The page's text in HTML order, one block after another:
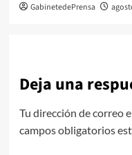
GabinetedePrensa
Deja una
Tu dirección de correo
campos obligatorios